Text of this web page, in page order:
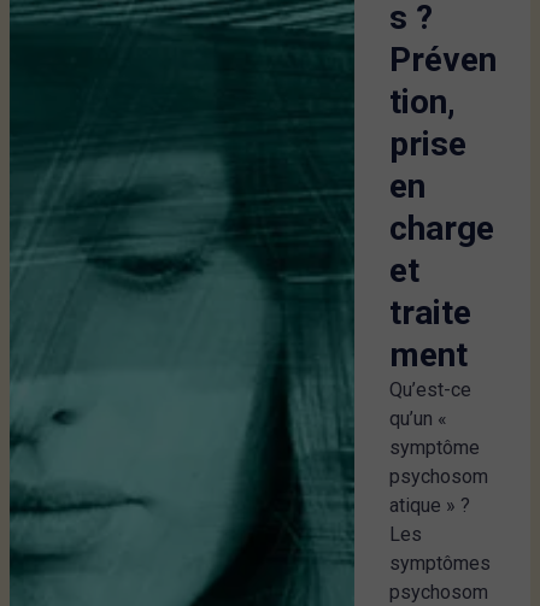
s ?
Préven
tion,
prise
en
charge
et
traite
ment
Qu’est-ce
qu’un «
symptôme
psychosom
atique » ?
Les
symptômes
psychosom